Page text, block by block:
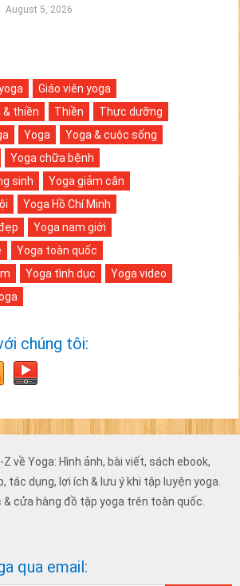
August 5, 2026
Giáo viên yoga
& thiền
Thiền
Thực dưỡng
Yoga
Yoga & cuộc sống
Yoga chữa bệnh
sinh
Yoga giảm cân
Yoga Hồ Chí Minh
Yoga nam giới
Yoga toàn quốc
Yoga tình dục
Yoga video
chúng tôi:
về Yoga: Hình ảnh, bài viết, sách ebook,
tác dụng, lợi ích & lưu ý khi tập luyện yoga.
cửa hàng đồ tập yoga trên toàn quốc.
qua email: